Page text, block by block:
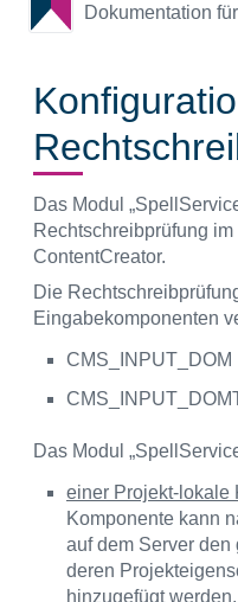
Dokumentation
Das Modul
Rechtschreibprüfung
ContentCreator.
Die
Eingabekomponenten
Das Modul
einer Projekt-lokale
Komponente kann
auf dem Server
deren
hinzugefügt